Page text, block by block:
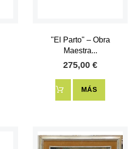
"El Parto" – Obra
Maestra...
275,00 €
MÁS